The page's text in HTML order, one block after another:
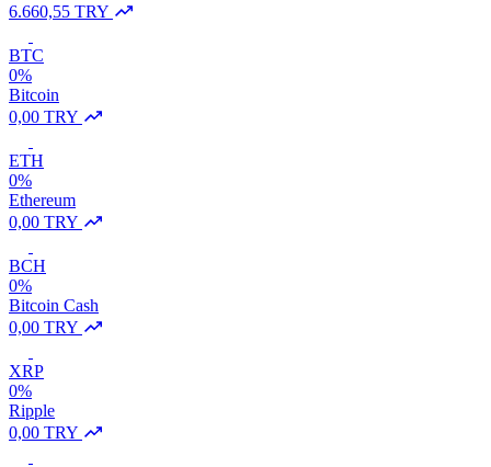
6.660,55 TRY
BTC
0%
Bitcoin
0,00 TRY
ETH
0%
Ethereum
0,00 TRY
BCH
0%
Bitcoin Cash
0,00 TRY
XRP
0%
Ripple
0,00 TRY